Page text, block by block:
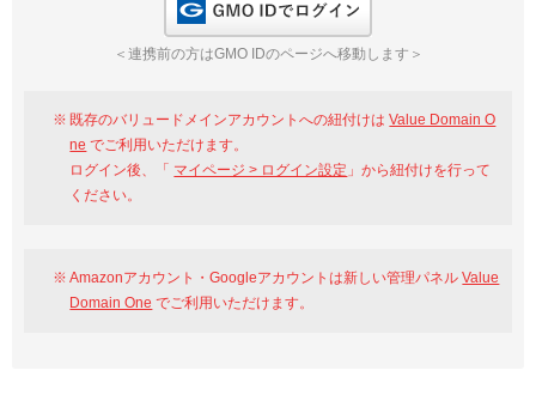
※AmazonはValue Domain Oneのログイン画面へ遷移します
GMO ID
＜連携前の方はGMO IDのページへ移動します＞
既存のバリュードメインアカウントへの紐付けはValue Domain O
ne でご利用いただけます。
ログイン後、「 マイページ > ログイン設定 」から紐付けを行って
ください。
Amazonアカウント・Googleアカウントは新しい管理パネルValue
Domain One でご利用いただけます。